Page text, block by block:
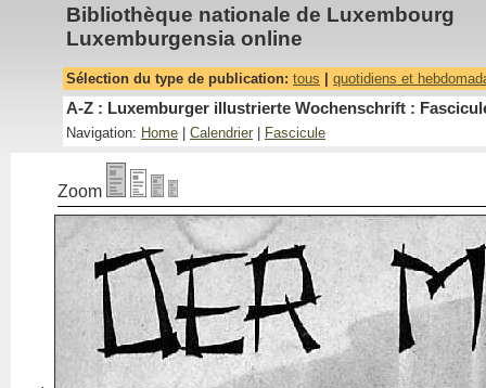
Bibliothèque nationale de Luxembourg
Luxemburgensia online
Sélection du type de publication: tous quotidiens et
A-Z : Luxemburger illustrierte Wochenschrift :
Navigation: Home Calendrier Fascicule
Zoom